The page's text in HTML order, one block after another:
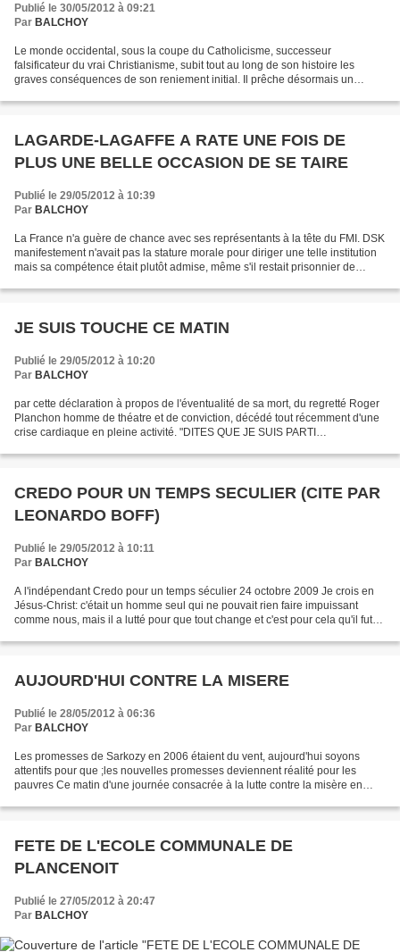
Publié le 30/05/2012 à 09:21
Par BALCHOY
Le monde occidental, sous la coupe du Catholicisme, successeur
falsificateur du vrai Christianisme, subit tout au long de son histoire les
graves conséquences de son reniement initial. Il prêche désormais un
LAGARDE-LAGAFFE A RATE UNE FOIS DE
PLUS UNE BELLE OCCASION DE SE TAIRE
Publié le 29/05/2012 à 10:39
Par BALCHOY
La France n'a guère de chance avec ses représentants à la tête du FMI. DSK
manifestement n'avait pas la stature morale pour diriger une telle institution
mais sa compétence était plutôt admise, même s'il restait prisonnier de
JE SUIS TOUCHE CE MATIN
Publié le 29/05/2012 à 10:20
Par BALCHOY
par cette déclaration à propos de l'éventualité de sa mort, du regretté Roger
Planchon homme de théatre et de conviction, décédé tout récemment d'une
crise cardiaque en pleine activité. "DITES QUE JE SUIS PARTI
CREDO POUR UN TEMPS SECULIER (CITE PAR
LEONARDO BOFF)
Publié le 29/05/2012 à 10:11
Par BALCHOY
A l'indépendant Credo pour un temps séculier 24 octobre 2009 Je crois en
Jésus-Christ: c'était un homme seul qui ne pouvait rien faire impuissant
comme nous, mais il a lutté pour que tout change et c'est pour cela qu'il fut
AUJOURD'HUI CONTRE LA MISERE
Publié le 28/05/2012 à 06:36
Par BALCHOY
Les promesses de Sarkozy en 2006 étaient du vent, aujourd'hui soyons
attentifs pour que ;les nouvelles promesses deviennent réalité pour les
pauvres Ce matin d'une journée consacrée à la lutte contre la misère en
FETE DE L'ECOLE COMMUNALE DE
PLANCENOIT
Publié le 27/05/2012 à 20:47
Par BALCHOY